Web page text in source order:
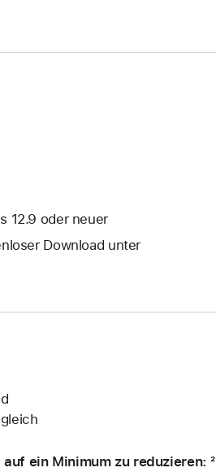
12.9 oder neuer
Download unter
ein Minimum zu reduzieren: ²